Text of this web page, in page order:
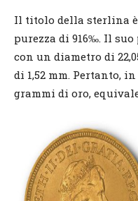
Il titolo della sterlina
purezza di 916‰. Il suo
con un diametro di
di 1,52 mm. Pertanto,
grammi di oro,